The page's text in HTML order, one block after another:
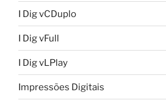
I Dig vCDuplo
I Dig vFull
I Dig vLPlay
Impressões Digitais